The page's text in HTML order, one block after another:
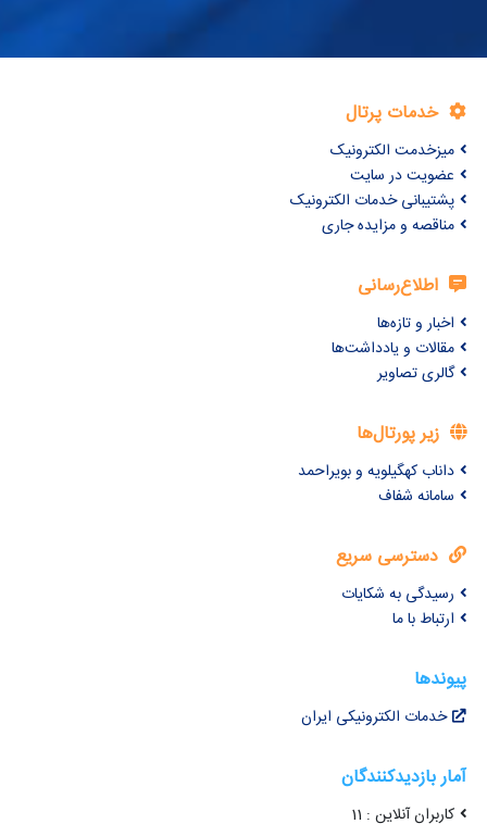
خدمات پرتال
میزخدمت الکترونیک
عضویت در سایت
پشتیبانی خدمات الکترونیک
مناقصه و مزایده جاری
اطلاع‌رسانی
اخبار و تازه‌ها
مقالات و یادداشت‌ها
گالری تصاویر
زیر پورتال‌ها
داناب کهگیلویه و بویراحمد
سامانه شفاف
دسترسی سریع
رسیدگی به شکایات
ارتباط با ما
پیوندها
خدمات الکترونیکی ایران
آمار بازدیدکنندگان
کاربران آنلاین : 11